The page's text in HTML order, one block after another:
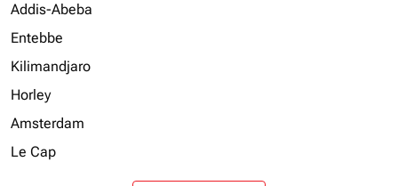
Addis-Abeba
Entebbe
Kilimandjaro
Horley
Amsterdam
Le Cap